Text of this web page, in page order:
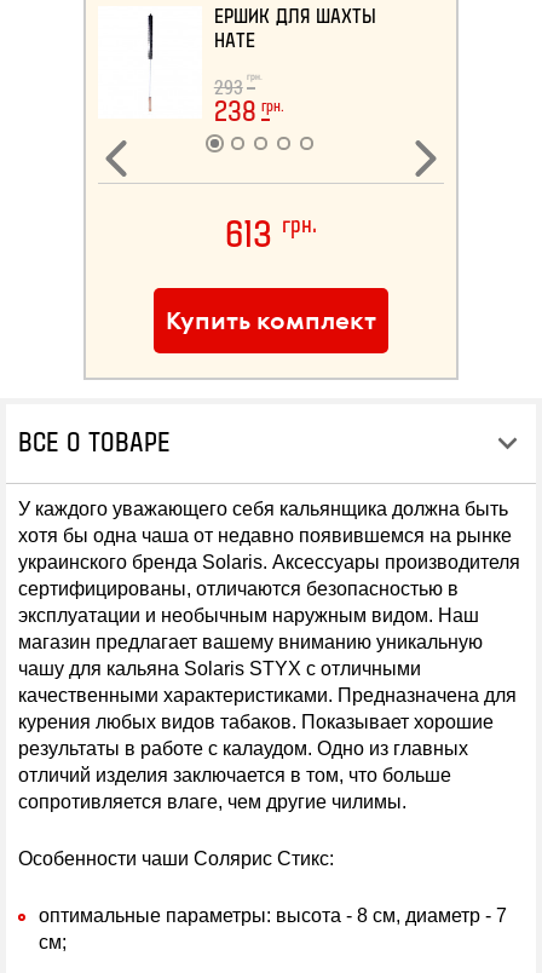
ЕРШИК ДЛЯ ШАХТЫ
HATE
293 грн.
238 грн.
613 грн.
Купить комплект
ВСЕ О ТОВАРЕ
У каждого уважающего себя кальянщика должна быть
хотя бы одна чаша от недавно появившемся на рынке
украинского бренда Solaris. Аксессуары производителя
сертифицированы, отличаются безопасностью в
эксплуатации и необычным наружным видом. Наш
магазин предлагает вашему вниманию уникальную
чашу для кальяна Solaris STYX с отличными
качественными характеристиками. Предназначена для
курения любых видов табаков. Показывает хорошие
результаты в работе с калаудом. Одно из главных
отличий изделия заключается в том, что больше
сопротивляется влаге, чем другие чилимы.
Особенности чаши Солярис Стикс:
оптимальные параметры: высота - 8 см, диаметр - 7
см;